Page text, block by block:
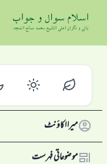
میرا اکاؤنٹ
موضوعاتی فہرست